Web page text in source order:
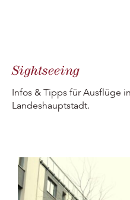
Sightseeing
Infos & Tipps für Ausflüge
Landeshauptstadt.